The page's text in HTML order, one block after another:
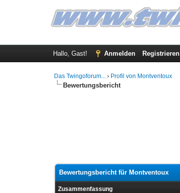
Hallo, Gast! Anmelden Registrieren
Das Twingoforum... › Profil von Montventoux
Bewertungsbericht
Bewertungsbericht für Montventoux
Zusammenfassung